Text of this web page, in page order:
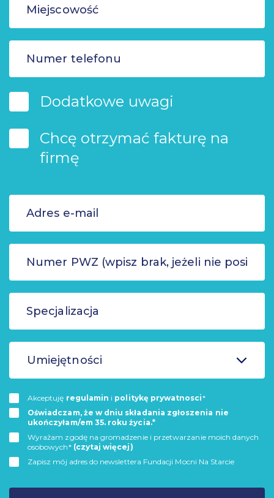
Dodatkowe uwagi
Chcę otrzymać fakturę na
firmę
Umiejętności
Akceptuję regulamin i politykę prywatnosci*
Oświadczam, że w dniu składania zgłoszenia nie
ukończyłam/em 35. roku życia.*
Wyrażam zgodę na gromadzenie i przetwarzanie moich danych
osobowych* (czytaj więcej)
Zapisz mój adres do newslettera Fundacji Mocni Na Starcie